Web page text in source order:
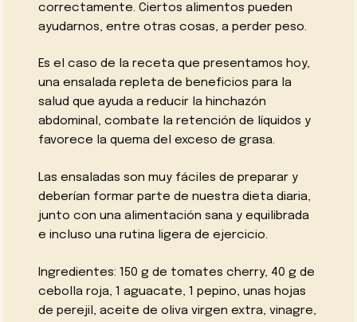
correctamente. Ciertos alimentos pueden
ayudarnos, entre otras cosas, a perder peso.
Es el caso de la receta que presentamos hoy,
una ensalada repleta de beneficios para la
salud que ayuda a reducir la hinchazón
abdominal, combate la retención de líquidos y
favorece la quema del exceso de grasa.
Las ensaladas son muy fáciles de preparar y
deberían formar parte de nuestra dieta diaria,
junto con una alimentación sana y equilibrada
e incluso una rutina ligera de ejercicio.
Ingredientes: 150 g de tomates cherry, 40 g de
cebolla roja, 1 aguacate, 1 pepino, unas hojas
de perejil, aceite de oliva virgen extra, vinagre,